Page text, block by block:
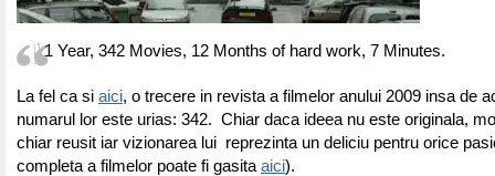
1 Year, 342 Movies, 12 Months of hard work, 7 Minutes.
La fel ca si aici, o trecere in revista a filmelor anului 2009 insa de
numarul lor este urias: 342. Chiar daca ideea nu este originala,
chiar reusit iar vizionarea lui reprezinta un deliciu pentru orice
completa a filmelor poate fi gasita aici).